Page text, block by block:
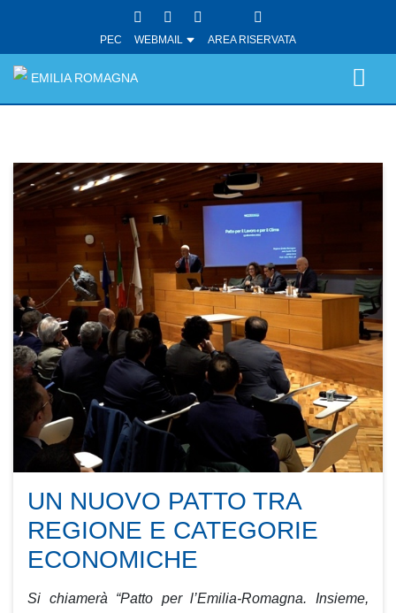
PEC WEBMAIL AREA RISERVATA
EMILIA ROMAGNA
UN NUOVO PATTO TRA
REGIONE E CATEGORIE
ECONOMICHE
Si chiamerà “Patto per l’Emilia-Romagna. Insieme,